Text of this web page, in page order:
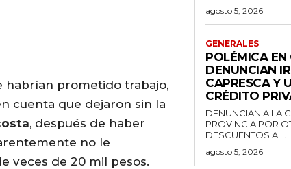
habrían prometido trabajo,
cuenta que dejaron sin la
, después de haber
no le
veces de 20 mil pesos.
agosto 5, 2026
GENERALES
POLÉMICA
DENUNCIAN
CAPRESCA Y
CRÉDITO
DENUNCIAN A LA
PROVINCIA POR
DESCUENTOS A ...
agosto 5, 2026